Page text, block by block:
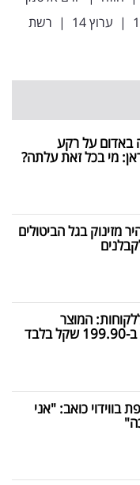
| ערוץ 14 | רשת
באדום על רקע
מי בכל זאת עלתה?
מזינוק בגל הביטולים
המוצר
בווידוי כואב: "אני